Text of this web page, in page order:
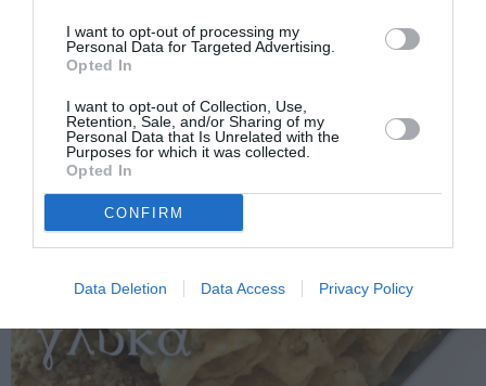
I want to opt-out of processing my
Personal Data for Targeted Advertising.
Opted In
I want to opt-out of Collection, Use,
Retention, Sale, and/or Sharing of my
Personal Data that Is Unrelated with the
Purposes for which it was collected.
Opted In
CONFIRM
Data Deletion Data Access Privacy Policy